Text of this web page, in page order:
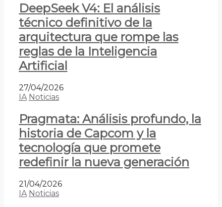
DeepSeek V4: El análisis
técnico definitivo de la
arquitectura que rompe las
reglas de la Inteligencia
Artificial
27/04/2026
IA Noticias
Pragmata: Análisis profundo, la
historia de Capcom y la
tecnología que promete
redefinir la nueva generación
21/04/2026
IA Noticias